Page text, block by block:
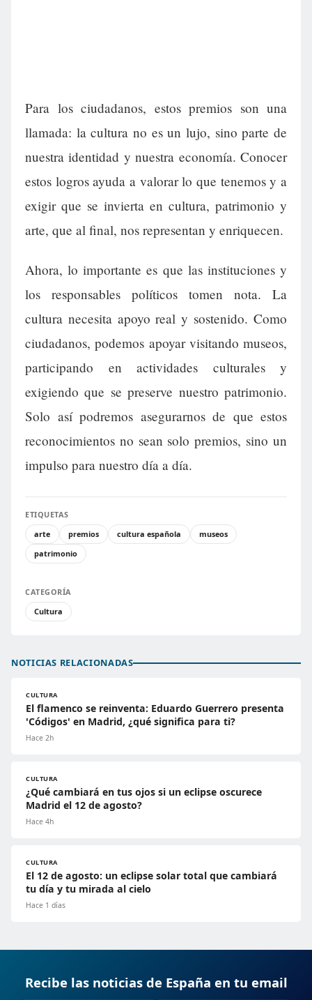
Para los ciudadanos, estos premios son una
llamada: la cultura no es un lujo, sino parte de
nuestra identidad y nuestra economía. Conocer
estos logros ayuda a valorar lo que tenemos y a
exigir que se invierta en cultura, patrimonio y
arte, que al final, nos representan y enriquecen.
Ahora, lo importante es que las instituciones y
los responsables políticos tomen nota. La
cultura necesita apoyo real y sostenido. Como
ciudadanos, podemos apoyar visitando museos,
participando en actividades culturales y
exigiendo que se preserve nuestro patrimonio.
Solo así podremos asegurarnos de que estos
reconocimientos no sean solo premios, sino un
impulso para nuestro día a día.
ETIQUETAS
arte
premios cultura española
museos
patrimonio
CATEGORÍA
Cultura
NOTICIAS RELACIONADAS
CULTURA
El flamenco se reinventa: Eduardo Guerrero presenta
'Códigos' en Madrid, ¿qué significa para ti?
Hace 2h
CULTURA
¿Qué cambiará en tus ojos si un eclipse oscurece
Madrid el 12 de agosto?
Hace 4h
CULTURA
El 12 de agosto: un eclipse solar total que cambiará
tu día y tu mirada al cielo
Hace 1 días
Recibe las noticias de España en tu email